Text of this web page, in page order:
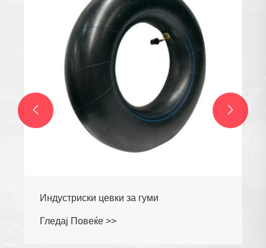
Индустриски цевки за гуми
Гледај Повеќе >>
 